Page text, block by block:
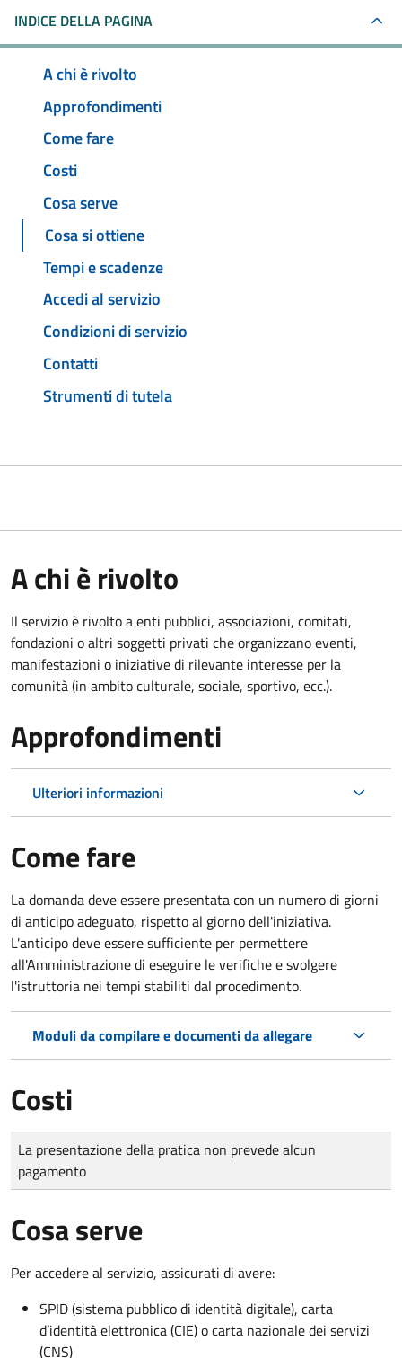
INDICE DELLA PAGINA
A chi è rivolto
Approfondimenti
Come fare
Costi
Cosa serve
Cosa si ottiene
Tempi e scadenze
Accedi al servizio
Condizioni di servizio
Contatti
Strumenti di tutela
A chi è rivolto
Il servizio è rivolto a enti pubblici, associazioni, comitati,
fondazioni o altri soggetti privati che organizzano eventi,
manifestazioni o iniziative di rilevante interesse per la
comunità (in ambito culturale, sociale, sportivo, ecc.).
Approfondimenti
Ulteriori informazioni
Come fare
La domanda deve essere presentatacon un numero di giorni
di anticipo adeguato, rispetto al giorno dell'iniziativa.
L'anticipo deve essere sufficiente per permettere
all'Amministrazione di eseguire le verifiche e svolgere
l'istruttoria nei tempi stabiliti dal procedimento.
Moduli da compilare e documenti da allegare
Costi
Tipo di pagamento
Importo
La presentazione della pratica non prevede alcun
pagamento
Cosa serve
Per accedere al servizio, assicurati di avere:
SPID (sistema pubblico di identità digitale), carta
d’identità elettronica (CIE) o carta nazionale dei servizi
(CNS)